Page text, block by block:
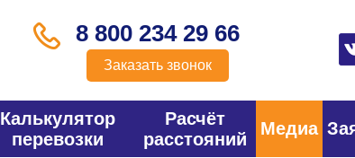
8 800 234 29 66
Заказать звонок
Калькулятор
перевозки
Расчёт
расстояний
Медиа